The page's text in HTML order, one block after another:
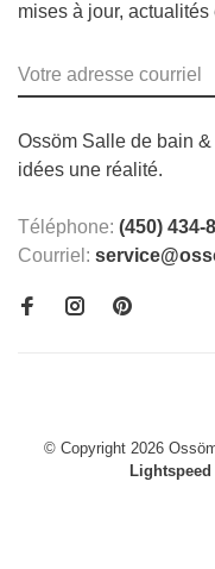
mises à jour, actualités
Ossöm Salle de bain
idées une réalité.
Téléphone: (450) 434-
Courriel:
© Copyright 2026
Lightspeed